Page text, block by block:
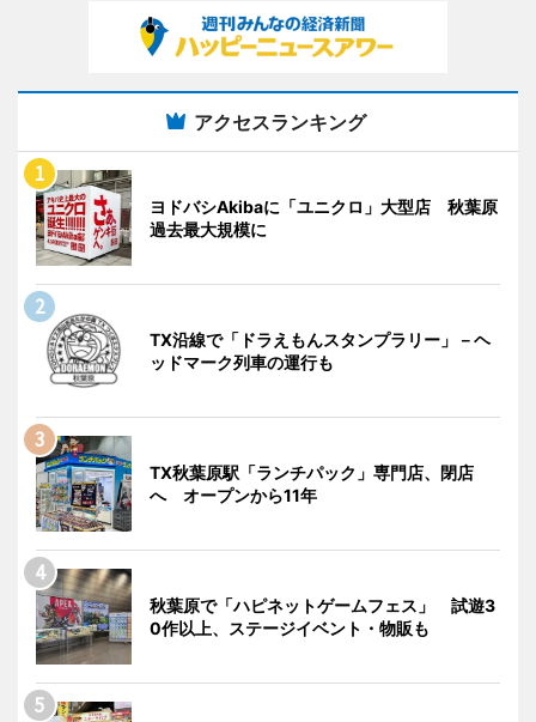
アクセスランキング
ヨドバシAkibaに「ユニクロ」大型店 秋葉原
過去最大規模に
TX沿線で「ドラえもんスタンプラリー」－ヘ
ッドマーク列車の運行も
TX秋葉原駅「ランチパック」専門店、閉店
へ オープンから11年
秋葉原で「ハピネットゲームフェス」 試遊3
0作以上、ステージイベント・物販も